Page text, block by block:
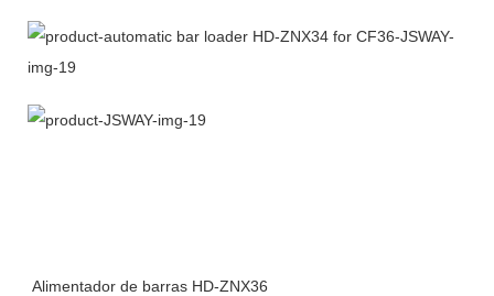
Alimentador de barras HD-ZNX36